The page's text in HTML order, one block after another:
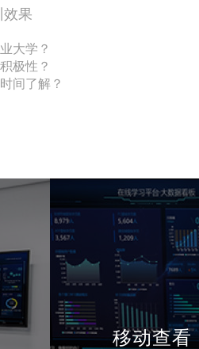
效果
大学？
极性？
间了解？
移动查看